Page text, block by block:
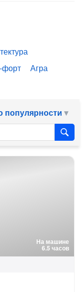
форт
Агра
популярности
На машине
6.5 часов